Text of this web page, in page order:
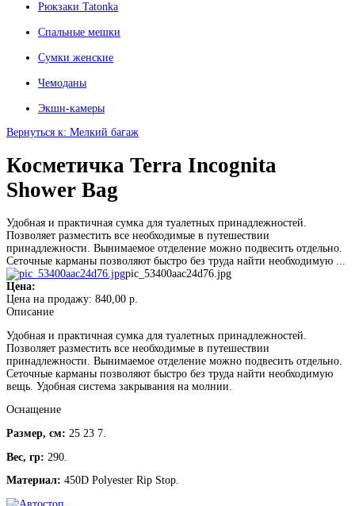
Рюкзаки Tatonka
Спальные мешки
Сумки женские
Чемоданы
Экшн-камеры
Вернуться к: Мелкий багаж
Косметичка Terra Incognita
Shower Bag
Удобная и практичная сумка для туалетных принадлежностей.
Позволяет разместить все необходимые в путешествии
принадлежности. Вынимаемое отделение можно подвесить отдельно.
Сеточные карманы позволяют быстро без труда найти необходимую ...
pic_53400aac24d76.jpg
Цена:
Цена на продажу: 840,00 р.
Описание
Удобная и практичная сумка для туалетных принадлежностей.
Позволяет разместить все необходимые в путешествии
принадлежности. Вынимаемое отделение можно подвесить отдельно.
Сеточные карманы позволяют быстро без труда найти необходимую
вещь. Удобная система закрывания на молнии.
Оснащение
Размер, см: 25 23 7.
Вес, гр: 290.
Материал: 450D Polyester Rip Stop.